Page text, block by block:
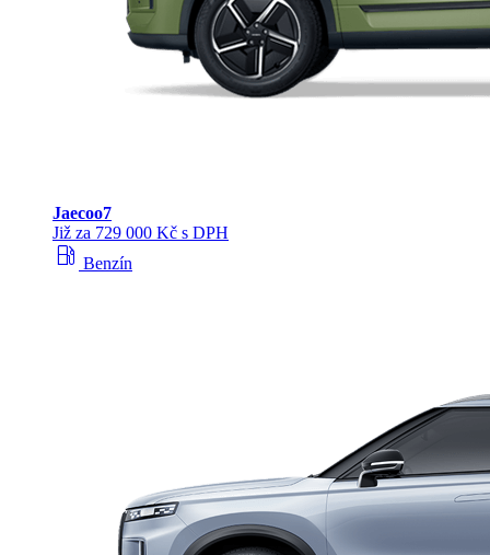
Jaecoo7
Již za 729 000 Kč s DPH
local_gas_station Benzín